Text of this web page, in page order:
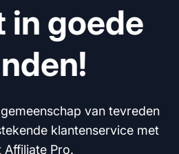
in goede
van tevreden
klantenservice met
Affiliate Pro.